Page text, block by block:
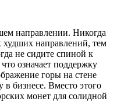
направлении. Никогда
направлений, тем
не сидите спиной к
означает поддержку
горы на стене
в бизнесе. Вместо этого
монет для солидной